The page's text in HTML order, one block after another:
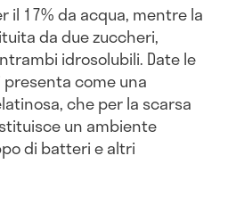
il 17% da acqua, mentre la
da due zuccheri,
idrosolubili. Date le
come una
che per la scarsa
un ambiente
di batteri e altri